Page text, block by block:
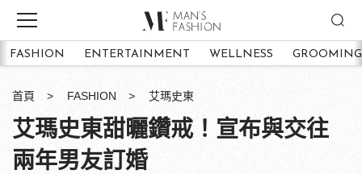
FASHION ENTERTAINMENT WELLNESS GROOMING
首頁 FASHION 艾瑪史東
艾瑪史東甜曬鑽戒！宣布與交往
兩年男友訂婚